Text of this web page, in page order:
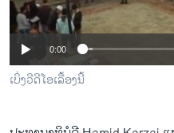
ທຸລະກິດ
ພາສາອັງກິດ
ວີດີໂອ
ລາຍການກະຈາຍສຽງ
0:00
ເບິ່ງວີດີໂອເລື້ອງນີ້